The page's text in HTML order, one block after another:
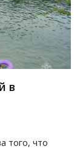
в
того, что